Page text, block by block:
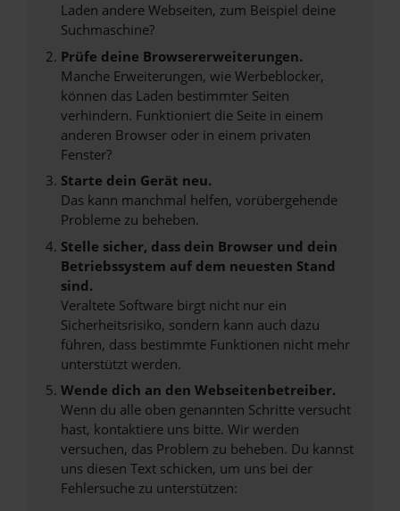
Laden andere Webseiten, zum Beispiel deine
Suchmaschine?
Prüfe deine Browsererweiterungen.
Manche Erweiterungen, wie Werbeblocker,
können das Laden bestimmter Seiten
verhindern. Funktioniert die Seite in einem
anderen Browser oder in einem privaten
Fenster?
Starte dein Gerät neu.
Das kann manchmal helfen, vorübergehende
Probleme zu beheben.
Stelle sicher, dass dein Browser und dein
Betriebssystem auf dem neuesten Stand
sind.
Veraltete Software birgt nicht nur ein
Sicherheitsrisiko, sondern kann auch dazu
führen, dass bestimmte Funktionen nicht mehr
unterstützt werden.
Wende dich an den Webseitenbetreiber.
Wenn du alle oben genannten Schritte versucht
hast, kontaktiere uns bitte. Wir werden
versuchen, das Problem zu beheben. Du kannst
uns diesen Text schicken, um uns bei der
Fehlersuche zu unterstützen: